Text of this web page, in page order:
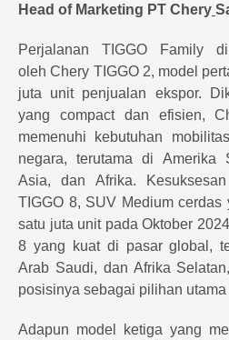
Head of Marketing PT Chery
Perjalanan TIGGO Family
olehChery TIGGO 2, model
juta unit penjualan ekspor.
yang compact dan efisien,
memenuhi kebutuhan
negara, terutama di Amerika
Asia, dan Afrika.
TIGGO 8, SUV Medium cerdas
satu juta unit pada Oktober
8 yang kuat di pasar global,
Arab Saudi, dan Afrika
posisinya sebagai pilihan
Adapun model ketiga yang